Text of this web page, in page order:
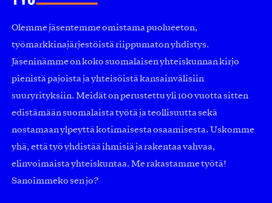
Olemme jäsentemme omistama puolueeton,
työmarkkinajärjestöistä riippumaton yhdistys.
Jäseninämme on koko suomalaisen yhteiskunnan kirjo
pienistä pajoista ja yhteisöistä kansainvälisiin
suuryrityksiin. Meidät on perustettu yli 100 vuotta sitten
edistämään suomalaista työtä ja teollisuutta sekä
nostamaan ylpeyttä kotimaisesta osaamisesta. Uskomme
yhä, että työ yhdistää ihmisiä ja rakentaa vahvaa,
elinvoimaista yhteiskuntaa. Me rakastamme työtä!
Sanoimmeko sen jo?